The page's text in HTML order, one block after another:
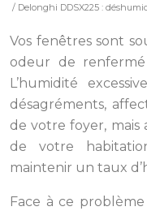
/ Delonghi DDSX225 :
Vos fenêtres sont
odeur de
L’humidité
désagréments,
de votre foyer, mais
de votre
maintenir un taux
Face à ce